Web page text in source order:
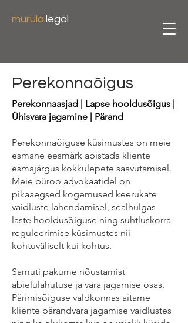
murula.legal
Perekonnaõigus
Perekonnaasjad | Lapse hooldusõigus |
Ühisvara jagamine | Pärand
Perekonnaõiguse küsimustes on meie
esmane eesmärk abistada kliente
esmajärgus kokkulepete saavutamisel.
Meie büroo advokaatidel on
pikaaegsed kogemused keerukate
vaidluste lahendamisel, sealhulgas
laste hooldusõiguse ning suhtluskorra
reguleerimise küsimustes nii
kohtuväliselt kui kohtus.
Samuti pakume nõustamist
abielulahutuse ja vara jagamise osas.
Pärimisõiguse valdkonnas aitame
kliente pärandvara jagamise vaidlustes